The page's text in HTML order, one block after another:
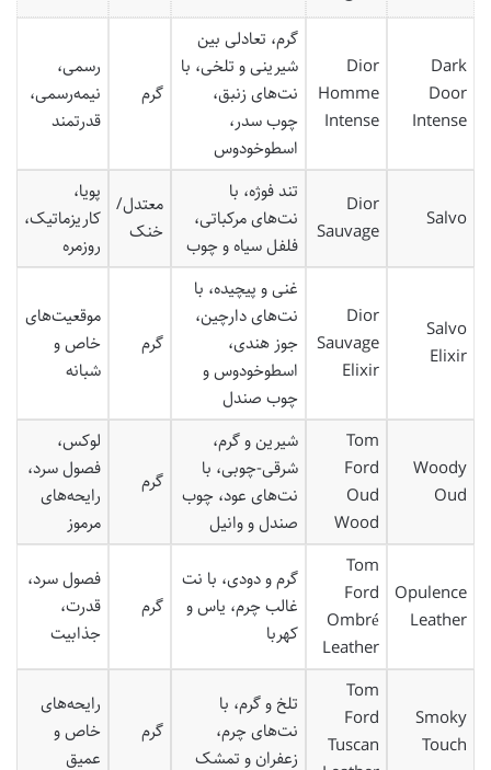
Dark
Door
Intense
Dior
Homme
Intense
گرم، تعادلی بین
شیرینی و تلخی، با
نت‌های زنبق،
چوب سدر،
اسطوخودوس
گرم
رسمی،
نیمه‌رسمی،
قدرتمند
Salvo
Dior
Sauvage
تند فوژه، با
نت‌های مرکباتی،
فلفل سیاه و چوب
معتدل/
خنک
پویا،
کاریزماتیک،
روزمره
Salvo
Elixir
Dior
Sauvage
Elixir
غنی و پیچیده، با
نت‌های دارچین،
جوز هندی،
اسطوخودوس و
چوب صندل
گرم
موقعیت‌های
خاص و
شبانه
Woody
Oud
Tom
Ford
Oud
Wood
شیرین و گرم،
شرقی-چوبی، با
نت‌های عود، چوب
صندل و وانیل
گرم
لوکس،
فصول سرد،
رایحه‌های
مرموز
Opulence
Leather
Tom
Ford
Ombré
Leather
گرم و دودی، با نت
غالب چرم، یاس و
کهربا
گرم
فصول سرد،
قدرت،
جذابیت
Smoky
Touch
Tom
Ford
Tuscan
تلخ و گرم، با
نت‌های چرم،
زعفران و تمشک
گرم
رایحه‌های
خاص و
عمیق